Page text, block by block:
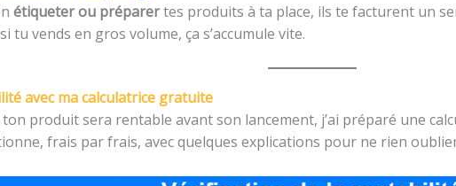
étiqueter ou préparertes produits à ta place, ils te facturent un
tu vends en gros volume, ça s’accumule vite.
avec ma calculatrice gratuite
produit sera rentable avant son lancement, j’ai préparé une
frais par frais, avec quelques explications pour ne rien